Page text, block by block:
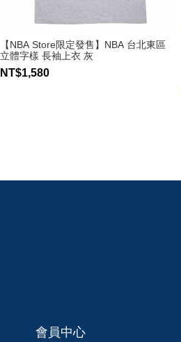
【NBA Store限定發售】NBA 台北東區
立體字樣 長袖上衣 灰
NT$1,580
會員中心